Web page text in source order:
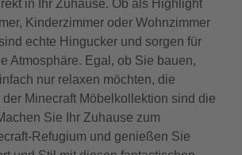
in Ihr Zuhause. Ob als Highlight
Kinderzimmer oder Wohnzimmer
echte Hingucker und sorgen für
Atmosphäre. Egal, ob Sie bauen,
nur relaxen möchten, die
der Minecraft Möbelkollektion sind die
Sie Ihr Zuhause zum
Refugium und genießen Sie